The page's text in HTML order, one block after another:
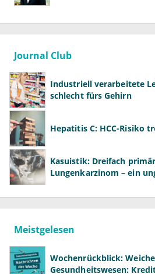
Journal Club
Industriell verarbeitete
schlecht fürs Gehirn
Hepatitis C: HCC-Risiko
Kasuistik: Dreifach
Lungenkarzinom – ein
Meistgelesen
Wochenrückblick:
Gesundheitswesen: